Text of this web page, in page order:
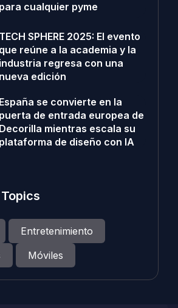
para cualquier pyme
TECH SPHERE 2025: El evento
que reúne a la academia y la
industria regresa con una
nueva edición
España se convierte en la
puerta de entrada europea de
Decorilla mientras escala su
plataforma de diseño con IA
Entretenimiento
Móviles